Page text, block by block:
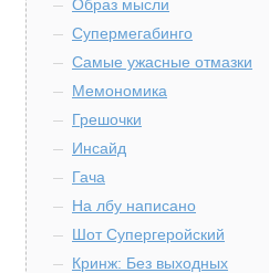
Образ мысли
Супермегабинго
Самые ужасные отмазки
Мемономика
Грешочки
Инсайд
Гача
На лбу написано
Шот Супергеройский
Кринж: Без выходных